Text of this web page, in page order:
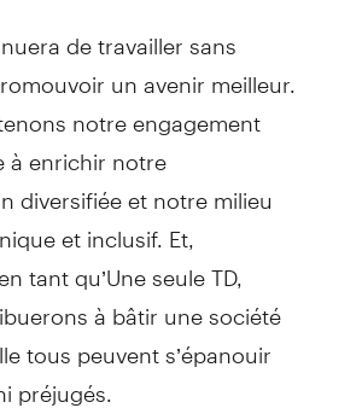
de travailler sans
un avenir meilleur.
notre engagement
à enrichir notre
diversifiée et notre milieu
et inclusif. Et,
tant qu’Une seule TD,
à bâtir une société
tous peuvent s’épanouir
préjugés.